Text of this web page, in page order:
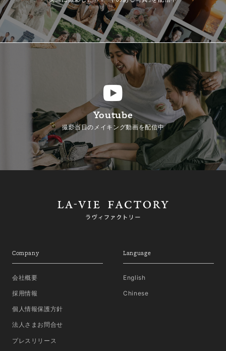
Youtube
撮影当日のメイキング動画を配信中
Company
会社概要
採用情報
個人情報保護方針
法人さまお問合せ
プレスリリース
Language
English
Chinese